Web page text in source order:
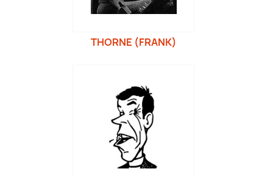
THORNE (FRANK)